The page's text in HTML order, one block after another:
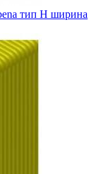
тип H ширина